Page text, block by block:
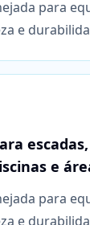
para
e
e
para
e